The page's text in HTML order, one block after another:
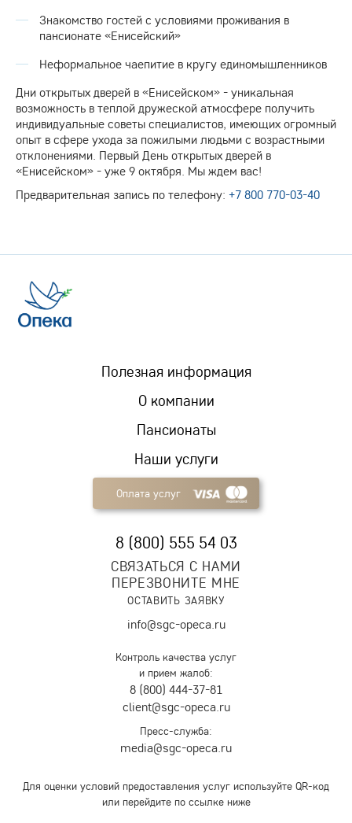
Знакомство гостей с условиями проживания в
пансионате «Енисейский»
Неформальное чаепитие в кругу единомышленников
Дни открытых дверей в «Енисейском» - уникальная
возможность в теплой дружеской атмосфере получить
индивидуальные советы специалистов, имеющих огромный
опыт в сфере ухода за пожилыми людьми с возрастными
отклонениями. Первый День открытых дверей в
«Енисейском» - уже 9 октября. Мы ждем вас!
Предварительная запись по телефону: +7 800 770-03-40
Пансионаты
Наши услуги
Полезная информация
О компании
Оплата услуг
8 (800) 555 54 03
СВЯЗАТЬСЯ С НАМИ
ПЕРЕЗВОНИТЕ МНЕ
ОСТАВИТЬ ЗАЯВКУ
info@sgc-opeca.ru
Контроль качества услуг
и прием жалоб:
8 (800) 444-37-81
client@sgc-opeca.ru
Пресс-служба:
media@sgc-opeca.ru
Для оценки условий предоставления услуг используйте QR-код
или перейдите по ссылке ниже